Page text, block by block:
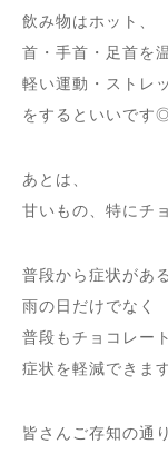
飲み物はホット、
首・手首・足首を
軽い運動・ストレ
をするといいです
あとは、
甘いもの、特にチ
普段から症状があ
雨の日だけでなく
普段もチョコレー
症状を軽減できま
皆さんご存知の通り